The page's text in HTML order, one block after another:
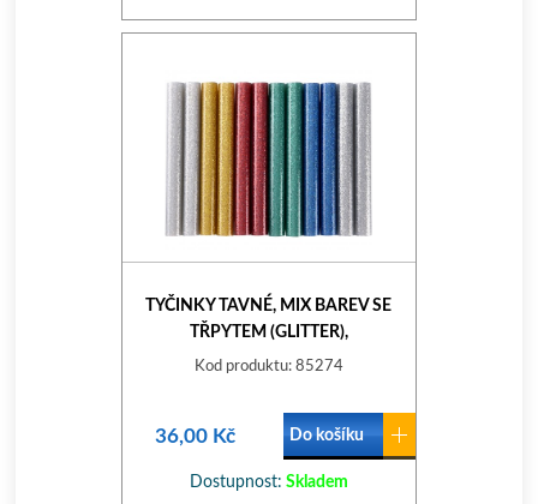
TYČINKY TAVNÉ, MIX BAREV SE
TŘPYTEM (GLITTER),
PR.11X100MM, 12KS
Kod produktu: 85274
36,00 Kč Do košíku
Dostupnost: Skladem